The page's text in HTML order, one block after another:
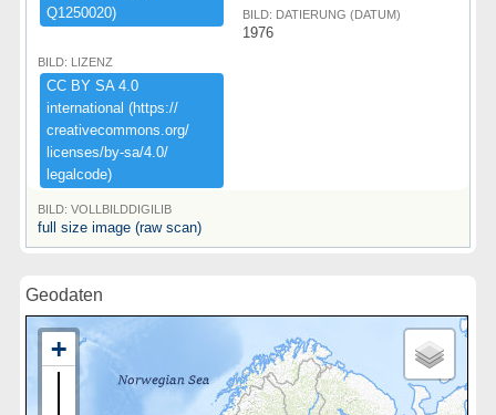
Q1250020)​
BILD: DATIERUNG (DATUM)
1976
BILD: LIZENZ
CC ​BY ​SA ​4.​0 ​
international ​(​https:​/​/​
creativecommons.​org/​
licenses/​by-​sa/​4.​0/​
legalcode)​
BILD: VOLLBILDDIGILIB
full size image (raw scan)
Geodaten